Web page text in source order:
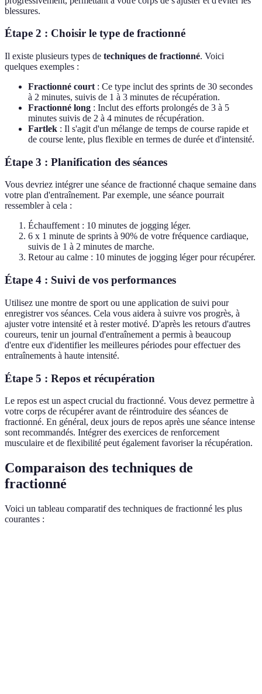
blessures.
Étape 2 : Choisir le type de fractionné
Il existe plusieurs types de techniques de fractionné. Voici
quelques exemples :
Fractionné court : Ce type inclut des sprints de 30 secondes
à 2 minutes, suivis de 1 à 3 minutes de récupération.
Fractionné long : Inclut des efforts prolongés de 3 à 5
minutes suivis de 2 à 4 minutes de récupération.
Fartlek : Il s'agit d'un mélange de temps de course rapide et
de course lente, plus flexible en termes de durée et d'intensité.
Étape 3 : Planification des séances
Vous devriez intégrer une séance de fractionné chaque semaine dans
votre plan d'entraînement. Par exemple, une séance pourrait
ressembler à cela :
Échauffement : 10 minutes de jogging léger.
6 x 1 minute de sprints à 90% de votre fréquence cardiaque,
suivis de 1 à 2 minutes de marche.
Retour au calme : 10 minutes de jogging léger pour récupérer.
Étape 4 : Suivi de vos performances
Utilisez une montre de sport ou une application de suivi pour
enregistrer vos séances. Cela vous aidera à suivre vos progrès, à
ajuster votre intensité et à rester motivé. D'après les retours d'autres
coureurs, tenir un journal d'entraînement a permis à beaucoup
d'entre eux d'identifier les meilleures périodes pour effectuer des
entraînements à haute intensité.
Étape 5 : Repos et récupération
Le repos est un aspect crucial du fractionné. Vous devez permettre à
votre corps de récupérer avant de réintroduire des séances de
fractionné. En général, deux jours de repos après une séance intense
sont recommandés. Intégrer des exercices de renforcement
musculaire et de flexibilité peut également favoriser la récupération.
Comparaison des techniques de
fractionné
Voici un tableau comparatif des techniques de fractionné les plus
courantes :